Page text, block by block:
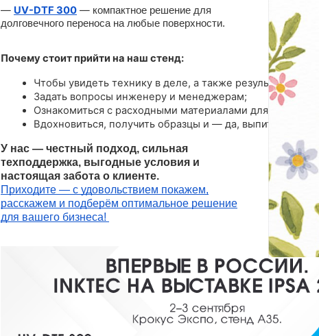
— UV-DTF 300 — компактное решение для
долговечного переноса на любые поверхности.
Почему стоит прийти на наш стенд:
Чтобы увидеть технику в деле, а также результат печати;
Задать вопросы инженеру и менеджерам;
Ознакомиться с расходными материалами для UV-DTF,
Вдохновиться, получить образцы и — да, выпить
У нас — честный подход, сильная
техподдержка, выгодные условия и
настоящая забота о клиенте.
Приходите — с удовольствием покажем,
расскажем и подберём оптимальное решение
для вашего бизнеса!